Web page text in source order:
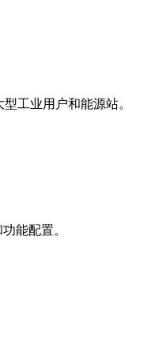
工业用户和能源站。
能配置。